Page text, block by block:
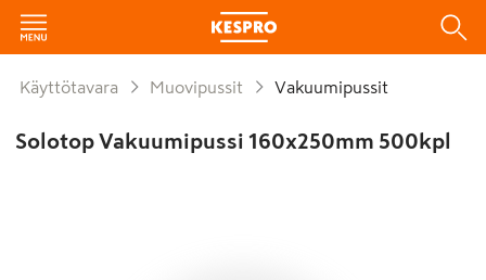
Käyttötavara Muovipussit Vakuumipussit
Solotop Vakuumipussi 160x250mm 500kpl